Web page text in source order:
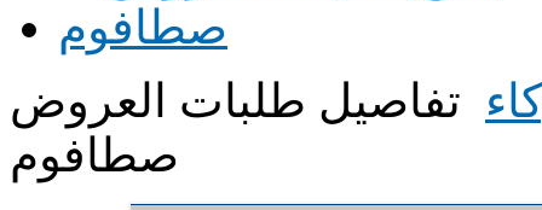
صطافوم
تفاصيل طلبات العروض
صطافوم